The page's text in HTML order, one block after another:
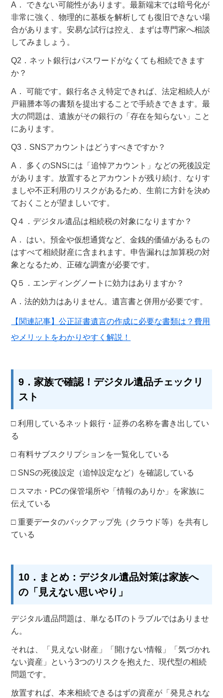
A ． できない可能性があります。最新端末では暗号化が
非常に強く、物理的に基板を解析しても復旧できない場
合があります。安易な試行は控え、まずは専門家へ相談
してみましょう。
Q2 ．ネット銀行はパスワードがなくても相続できます
か？
A ． 可能です。銀行名さえ特定できれば、法定相続人が
戸籍謄本等の書類を提出することで手続きできます。最
大の問題は、遺族がその銀行の「存在を知らない」こと
にあります。
Q3 ．SNSアカウントはどうすべきですか？
A ． 多くのSNSには「追悼アカウント」などの死後設定
があります。放置するとアカウントが残り続け、なりす
ましや不正利用のリスクがあるため、生前に方針を決め
ておくことが望ましいです。
Q４．デジタル遺品は相続税の対象になりますか？
A ． はい。預金や仮想通貨など、金銭的価値があるもの
はすべて相続財産に含まれます。申告漏れは加算税の対
象となるため、正確な調査が必要です。
Q５．エンディングノートに効力はありますか？
A．法的効力はありません。遺言書と併用が必要です。
【関連記事】公正証書遺言の作成に必要な書類は？費用
やメリットをわかりやすく解説！
9．家族で確認！デジタル遺品チェックリ
スト
□ 利用しているネット銀行・証券の名称を書き出してい
る
□ 有料サブスクリプションを一覧化している
□ SNSの死後設定（追悼設定など）を確認している
□ スマホ・PCの保管場所や「情報のありか」を家族に
伝えている
□ 重要データのバックアップ先（クラウド等）を共有し
ている
10．まとめ：デジタル遺品対策は家族へ
の「見えない思いやり」
デジタル遺品問題は、単なるITのトラブルではありませ
ん。
それは、「見えない財産」「開けない情報」「気づかれ
ない資産」という3つのリスクを抱えた、現代型の相続
問題です。
放置すれば、本来相続できるはずの資産が「発見されな